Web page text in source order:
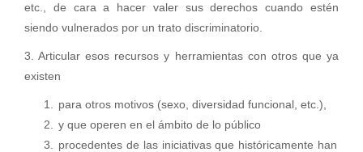
etc., de cara a hacer valer sus derechos cuando estén
siendo vulnerados por un trato discriminatorio.
3. Articular esos recursos y herramientas con otros que ya
existen
para otros motivos (sexo, diversidad funcional, etc.),
y que operen en el ámbito de lo público
procedentes de las iniciativas que históricamente han